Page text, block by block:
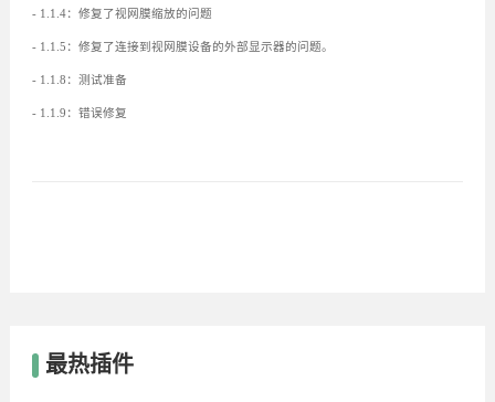
- 1.1.4：修复了视网膜缩放的问题
- 1.1.5：修复了连接到视网膜设备的外部显示器的问题。
- 1.1.8：测试准备
- 1.1.9：错误修复
最热插件